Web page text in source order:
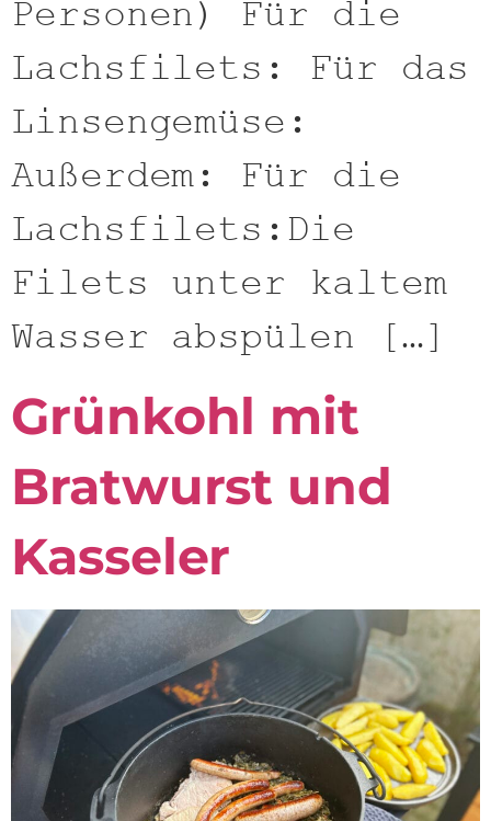
Personen) Für die
Lachsfilets: Für das
Linsengemüse:
Außerdem: Für die
Lachsfilets:Die
Filets unter kaltem
Wasser abspülen […]
Grünkohl mit
Bratwurst und
Kasseler